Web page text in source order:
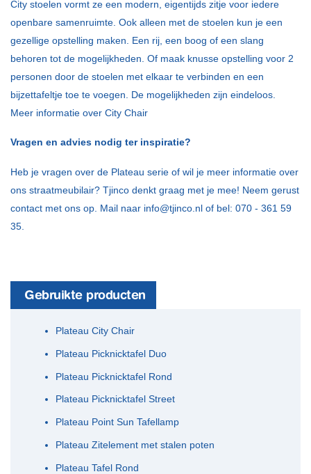
City stoelen vormt ze een modern, eigentijds zitje voor iedere
openbare samenruimte. Ook alleen met de stoelen kun je een
gezellige opstelling maken. Een rij, een boog of een slang
behoren tot de mogelijkheden. Of maak knusse opstelling voor 2
personen door de stoelen met elkaar te verbinden en een
bijzettafeltje toe te voegen. De mogelijkheden zijn eindeloos.
Meer informatie over City Chair
Vragen en advies nodig ter inspiratie?
Heb je vragen over de Plateau serie of wil je meer informatie over
ons straatmeubilair? Tjinco denkt graag met je mee! Neem gerust
contact met ons op. Mail naar info@tjinco.nl of bel: 070 - 361 59
35.
Gebruikte producten
Plateau City Chair
Plateau Picknicktafel Duo
Plateau Picknicktafel Rond
Plateau Picknicktafel Street
Plateau Point Sun Tafellamp
Plateau Zitelement met stalen poten
Plateau Tafel Rond